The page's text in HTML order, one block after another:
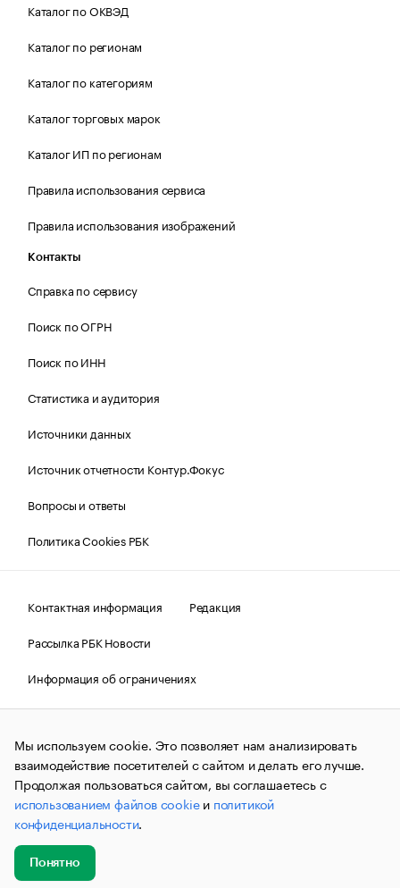
Каталог по ОКВЭД
Каталог по регионам
Каталог по категориям
Каталог торговых марок
Каталог ИП по регионам
Правила использования сервиса
Правила использования изображений
Контакты
Справка по сервису
Поиск по ОГРН
Поиск по ИНН
Статистика и аудитория
Источники данных
Источник отчетности Контур.Фокус
Вопросы и ответы
Политика Cookies РБК
Контактная информация
Редакция
Рассылка РБК Новости
Информация об ограничениях
Правовая информация
О соблюдении авторских прав
© АО «РОСБИЗНЕСКОНСАЛТИНГ»,1995–2026.Сообщения
и материалы информационного агентства «РБК»
(зарегистрировано Федеральной службой по надзору в сфере
связи, информационных технологий и массовых
коммуникаций (Роскомнадзор) 09.12.2015 за номером ИА
№ФС77-63848) сопровождаются пометкой «РБК». Отдельные
публикации могут содержать информацию,
не предназначенную для пользователей
до 18 лет.
Мы используем cookie. Это позволяет нам анализировать
взаимодействие посетителей с сайтом и делать его лучше.
Продолжая пользоваться сайтом, вы соглашаетесь с
использованием файлов cookieи политикой
конфиденциальности.
Понятно